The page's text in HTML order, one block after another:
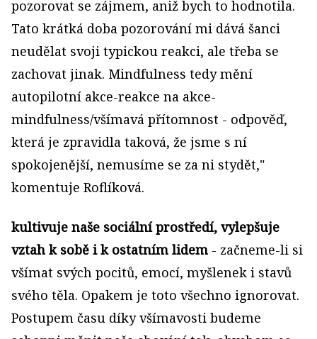
pozorovat se zájmem, aniž bych to hodnotila.
Tato krátká doba pozorování mi dává šanci
neudělat svoji typickou reakci, ale třeba se
zachovat jinak. Mindfulness tedy mění
autopilotní akce-reakce na akce-
mindfulness/všímavá přítomnost - odpověď,
která je zpravidla taková, že jsme s ní
spokojenější, nemusíme se za ni stydět,"
komentuje Roflíková.
kultivuje naše sociální prostředí, vylepšuje
vztah k sobě i k ostatním lidem - začneme-li si
všímat svých pocitů, emocí, myšlenek i stavů
svého těla. Opakem je toto všechno ignorovat.
Postupem času díky všímavosti budeme